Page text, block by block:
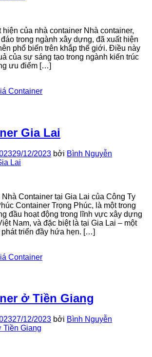
của nhà container Nhà container,
trong ngành xây dựng, đã xuất hiện
phổ biến trên khắp thế giới. Điều này
của sự sáng tạo trong ngành kiến trúc
ưu điểm […]
Container
Gia Lai
29/12/2023 bởi Bình Nguyễn
Container tại Gia Lai của Công Ty
Container Trọng Phúc, là một trong
đầu hoạt động trong lĩnh vực xây dựng
Nam, và đặc biệt là tại Gia Lai – một
triển đầy hứa hẹn. […]
Container
ở Tiền Giang
27/12/2023 bởi Bình Nguyễn